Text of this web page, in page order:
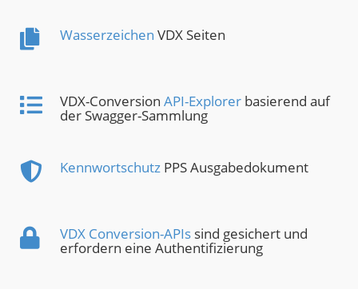
Wasserzeichen VDX Seiten
VDX-Conversion API-Explorer basierend auf
der Swagger-Sammlung
Kennwortschutz PPS Ausgabedokument
VDX Conversion-APIs sind gesichert und
erfordern eine Authentifizierung